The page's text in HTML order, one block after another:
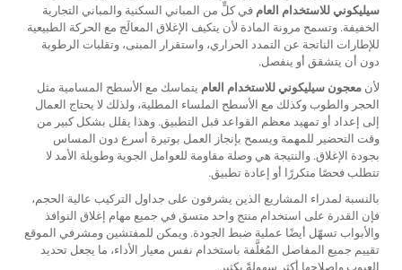
سيليكوني للاستخدام العام في كلٍّ من المباني السكنية والمباني التجارية
الخفيفة. وتسمح مرونة المادة لأن يتكيف الإغلاق المعالَج مع الحركة الطبيعية
للإطارات الناتجة عن التمدد الحراري، واستقرار المبنى، وتقلبات الرطوبة
دون أن يتشقق أو ينفصل.
لأن معجون سيليكوني للاستخدام العام يتماسك مع الأسطح المسامية مثل
الحجر والطوب وكذلك مع الأسطح الملساء المطلية، ولذلك لا يحتاج العمال
إلى إعداد أو تمهيد معظم القواعد قبل التطبيق. وهذا يقلل بشكل كبير من
وقت التحضير للمهمة ويسمح بإنجاز العمل بوتيرة أسرع دون المساس
بجودة الإغلاق. والنتيجة هي وصلة مقاومة للعوامل الجوية وطويلة الأمد لا
تتطلب فحصًا متكررًا أو إعادة تطبيق.
بالنسبة لمدراء المشاريع الذين يشرفون على جداول التركيب عالية الحجم،
فإن القدرة على استخدام منتج واحد متسق في جميع مهام إغلاق النوافذ
والأبواب تسهّل أيضًا عملية ضبط الجودة. ويمكن للمفتشين ومشرفي الموقع
تقييم جميع المفاصل المُغلَّفة باستخدام نفس معيار الأداء، ما يجعل تحديد
العيوب وإصلاحها أكثر سهولةً بكثير.